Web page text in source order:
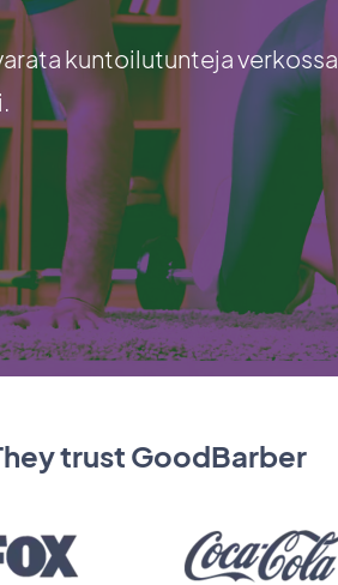
kuntoilutunteja verkossa
trust GoodBarber